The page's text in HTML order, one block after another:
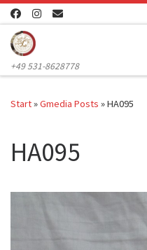
Zum Inhalt springen
+49 531-8628778
Start»Gmedia Posts »HA095
HA095